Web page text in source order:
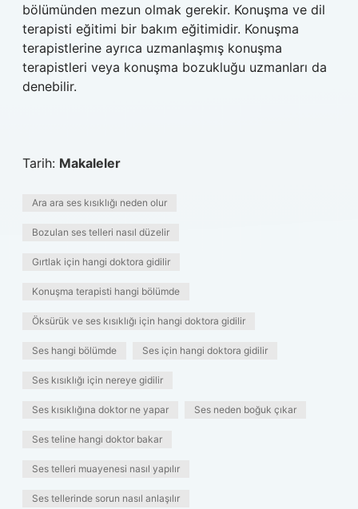
bölümünden mezun olmak gerekir. Konuşma ve dil
terapisti eğitimi bir bakım eğitimidir. Konuşma
terapistlerine ayrıca uzmanlaşmış konuşma
terapistleri veya konuşma bozukluğu uzmanları da
denebilir.
Tarih: Makaleler
Ara ara ses kısıklığı neden olur
Bozulan ses telleri nasıl düzelir
Gırtlak için hangi doktora gidilir
Konuşma terapisti hangi bölümde
Öksürük ve ses kısıklığı için hangi doktora gidilir
Ses hangi bölümde Ses için hangi doktora gidilir
Ses kısıklığı için nereye gidilir
Ses kısıklığına doktor ne yapar Ses neden boğuk çıkar
Ses teline hangi doktor bakar
Ses telleri muayenesi nasıl yapılır
Ses tellerinde sorun nasıl anlaşılır